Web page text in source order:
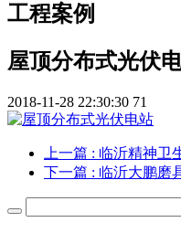
工程案例
屋顶分布式光伏
2018-11-28 22:30:30 71
上一篇 : 临沂精神卫
下一篇 : 临沂大鹏磨